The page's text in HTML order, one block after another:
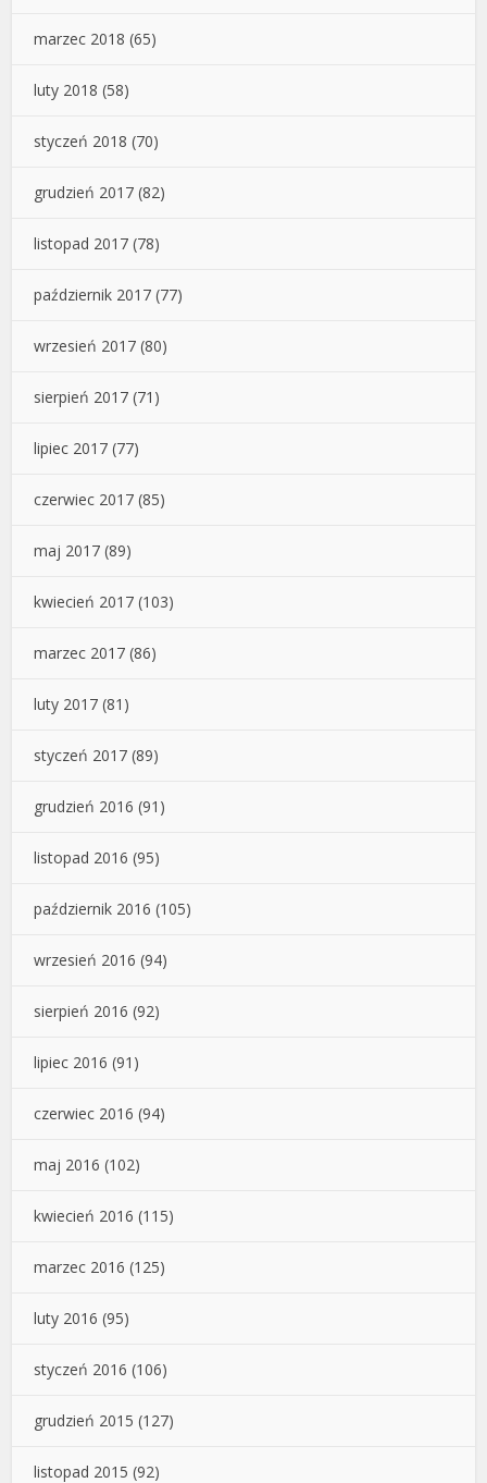
marzec 2018 (65)
luty 2018 (58)
styczeń 2018 (70)
grudzień 2017 (82)
listopad 2017 (78)
październik 2017 (77)
wrzesień 2017 (80)
sierpień 2017 (71)
lipiec 2017 (77)
czerwiec 2017 (85)
maj 2017 (89)
kwiecień 2017 (103)
marzec 2017 (86)
luty 2017 (81)
styczeń 2017 (89)
grudzień 2016 (91)
listopad 2016 (95)
październik 2016 (105)
wrzesień 2016 (94)
sierpień 2016 (92)
lipiec 2016 (91)
czerwiec 2016 (94)
maj 2016 (102)
kwiecień 2016 (115)
marzec 2016 (125)
luty 2016 (95)
styczeń 2016 (106)
grudzień 2015 (127)
listopad 2015 (92)